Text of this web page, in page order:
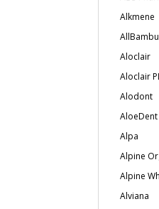
Alkmene
AllBambu
Aloclair
Aloclair
Alodont
AloeDent
Alpa
Alpine
Alpine
Alviana